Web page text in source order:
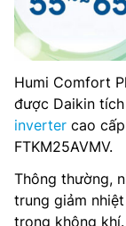
Humi Comfort
được Daikin
inverter cao
FTKM25AVMV.
Thông thường,
trung giảm
trong không